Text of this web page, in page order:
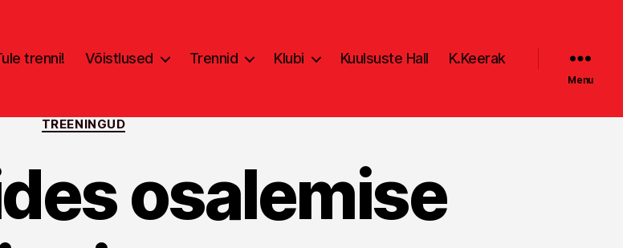
trenni! Võistlused Trennid Klubi Kuulsuste Hall K.Keerak
Menu
Categories
TREENINGUD
osalemise